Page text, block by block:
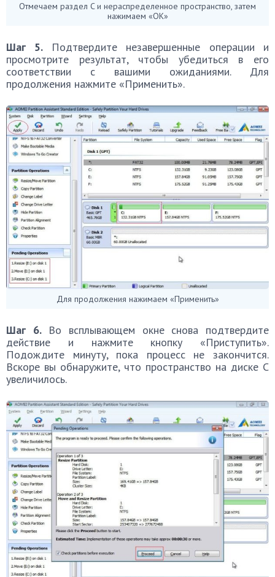
Отмечаем раздел C и нераспределенное пространство, затем
нажимаем «ОК»
Шаг 5. Подтвердите незавершенные операции и
просмотрите результат, чтобы убедиться в его
соответствии с вашими ожиданиями. Для
продолжения нажмите «Применить».
Для продолжения нажимаем «Применить»
Шаг 6.Во всплывающем окне снова подтвердите
действие и нажмите кнопку «Приступить».
Подождите минуту, пока процесс не закончится.
Вскоре вы обнаружите, что пространство на диске C
увеличилось.